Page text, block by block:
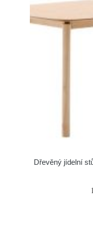
Dřevěný jídelní